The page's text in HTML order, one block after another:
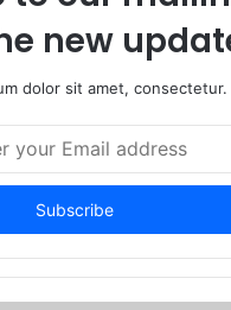
new
dolor sit amet, consectetur.